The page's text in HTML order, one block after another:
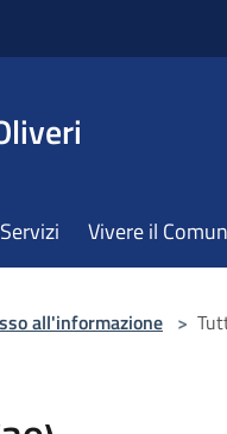
Servizi Vivere il
all'informazione >